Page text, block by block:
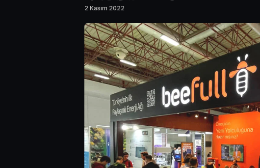
2 Kasım 2022